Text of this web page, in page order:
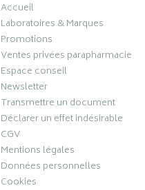
Accueil
Laboratoires & Marques
Promotions
Ventes privées parapharmacie
Espace conseil
Newsletter
Transmettre un document
Déclarer un effet indésirable
CGV
Mentions légales
Données personnelles
Cookies